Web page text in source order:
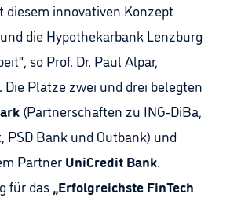
diesem innovativen Konzept
die Hypothekarbank Lenzburg
so Prof. Dr. Paul Alpar,
Die Plätze zwei und drei belegten
(Partnerschaften zu ING-DiBa,
PSD Bank und Outbank) und
Partner UniCredit Bank.
für das „Erfolgreichste FinTech